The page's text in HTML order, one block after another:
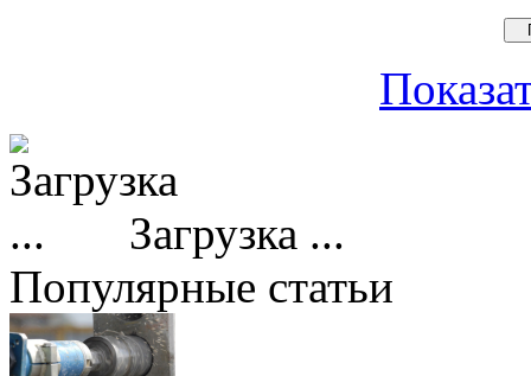
Загрузка ...
Популярные статьи